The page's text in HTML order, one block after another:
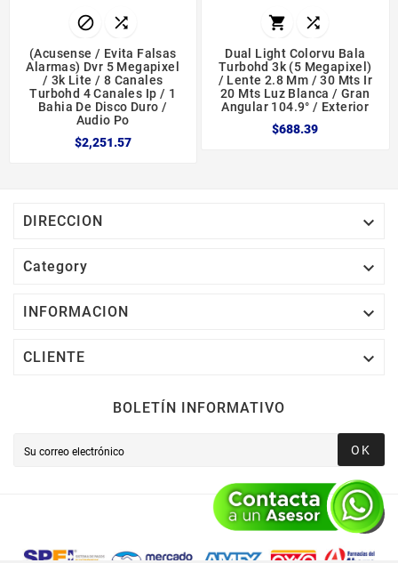
 
(acusense / Evita Falsas
Alarmas) Dvr 5 Megapixel
/ 3k Lite / 8 Canales
Turbohd 4 Canales Ip / 1
Bahia De Disco Duro /
Audio Po
$2,251.57
 
Dual Light Colorvu Bala
Turbohd 3k (5 Megapixel)
/ Lente 2.8 Mm / 30 Mts Ir
20 Mts Luz Blanca / Gran
Angular 104.9° / Exterior
$688.39
DIRECCION 
Category 
INFORMACION 
CLIENTE 
BOLETÍN INFORMATIVO
OK